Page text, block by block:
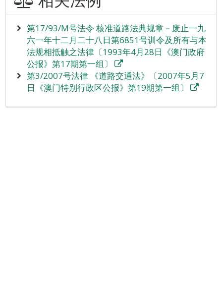
第17/93/M号法令 核准道路法典规章－废止一九
六一年十二月二十八日第6851号训令及所有与本
法规相抵触之法律〔1993年4月28日《澳门政府
公报》第17期第一组〕
第3/2007号法律 《道路交通法》〔2007年5月7
日《澳门特别行政区公报》第19期第一组〕